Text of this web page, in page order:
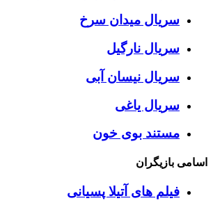
سریال میدان سرخ
سریال نارگیل
سریال نیسان آبی
سریال یاغی
مستند بوی خون
اسامی بازیگران
فیلم های آتیلا پسیانی